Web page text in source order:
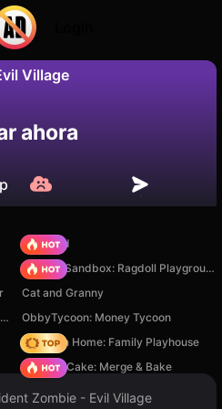
Village
ahora
TB World
Sprunki Sandbox: Ragdoll Playground Mode
Cat and Granny
Playground Shooter! Shotgun vs. Ragdolls!
ObbyTycoon: Money Tycoon
My Town Home: Family Playhouse
Piece of Cake: Merge & Bake
Zombie - Evil Village